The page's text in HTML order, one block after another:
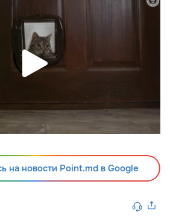
на новости Point.md в Google